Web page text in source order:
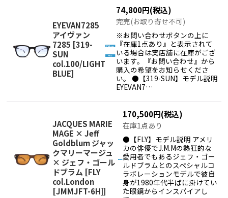
EYEVAN7285
アイヴァン
7285 [319-
SUN
col.100/LIGHT
BLUE]
74,800円(税込)
完売(お取り寄せ不可)
※お問い合わせボタンの上に
『在庫1点あり』と表示されて
いる場合は実店舗に在庫がござ
います。『お問い合わせ』から
購入の希望をお知らせくださ
い。 ●【319-SUN】モデル説明
EYEVAN7…
JACQUES MARIE
MAGE × Jeff
Goldblum ジャッ
クマリーマージュ
× ジェフ・ゴール
ドブラム [FLY
col.London
[JMMJFT-6H]]
170,500円(税込)
在庫1点あり
●【FLY】モデル説明 アメリ
カの俳優でJ.M.Mの熱狂的な
愛用者でもあるジェフ・ゴー
ルドブラムとのスペシャルコ
ラボレーションモデルで彼自
身が1980年代半ばに掛けてい
た眼鏡からインスパイアし